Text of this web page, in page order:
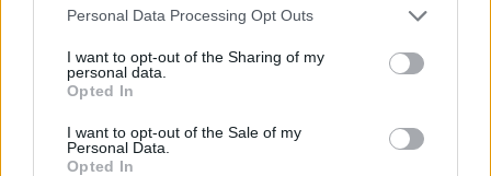
Please note that this website/app uses one or more Google
not limited to your visit or usage behaviour. You may click to
grant or deny consent to Google and its third-party tags to
use your data for below specified purposes in below Google
consent section.
Personal Data Processing Opt Outs
I want to opt-out of the Sharing of my
personal data.
Opted In
I want to opt-out of the Sale of my
Personal Data.
Opted In